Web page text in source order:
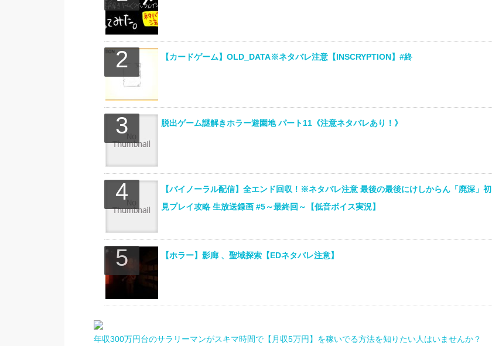
【カードゲーム】OLD_DATA※ネタバレ注意【INSCRYPTION】#終
脱出ゲーム謎解きホラー遊園地 パート11《注意ネタバレあり！》
【バイノーラル配信】全エンド回収！※ネタバレ注意 最後の最後にけしからん「廃深」初
見プレイ攻略 生放送録画 #5～最終回～【低音ボイス実況】
【ホラー】影廊 、聖域探索【EDネタバレ注意】
年収300万円台のサラリーマンがスキマ時間で【月収5万円】を稼いでる方法を知りたい人はいませんか？